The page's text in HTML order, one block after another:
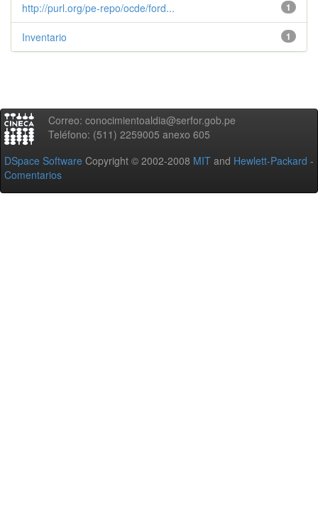
1
http://purl.org/pe-repo/ocde/ford...
1
Inventario
Correo: conocimientoaldia@serfor.gob.pe
Teléfono: (511) 2259005 anexo 605
DSpace Software Copyright © 2002-2008 MIT and Hewlett-Packard -
Comentarios